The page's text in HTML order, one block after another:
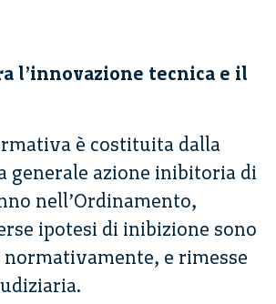
l’innovazione tecnica e il
è costituita dalla
generale azione inibitoria di
nell’Ordinamento,
ipotesi di inibizione sono
e rimesse